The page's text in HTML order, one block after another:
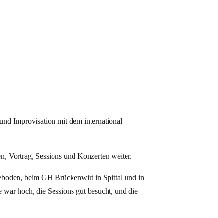
Improvisation mit dem international
Vortrag, Sessions und Konzerten weiter.
beim GH Brückenwirt in Spittal und in
hoch, die Sessions gut besucht, und die